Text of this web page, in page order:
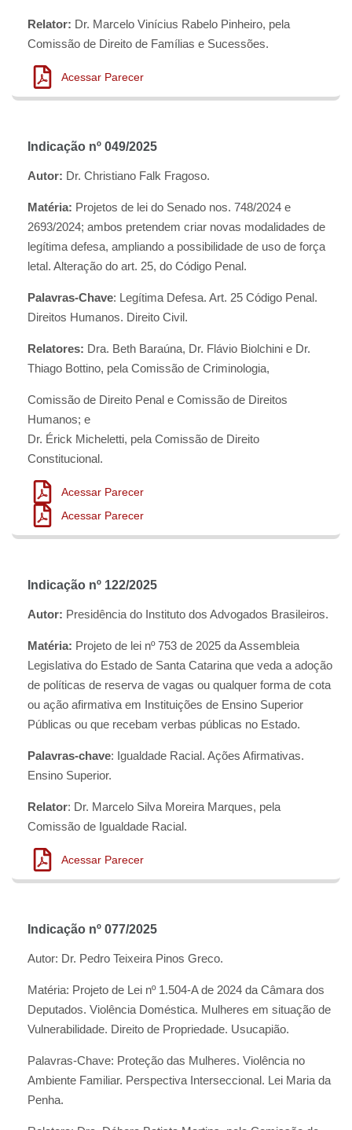
Relator: Dr. Marcelo Vinícius Rabelo Pinheiro, pela
Comissão de Direito de Famílias e Sucessões.
Acessar Parecer
Indicação nº 049/2025
Autor: Dr. Christiano Falk Fragoso.
Matéria: Projetos de lei do Senado nos. 748/2024 e
2693/2024; ambos pretendem criar novas modalidades de
legítima defesa, ampliando a possibilidade de uso de força
letal. Alteração do art. 25, do Código Penal.
Palavras-Chave: Legítima Defesa. Art. 25 Código Penal.
Direitos Humanos. Direito Civil.
Relatores: Dra. Beth Baraúna, Dr. Flávio Biolchini e Dr.
Thiago Bottino, pela Comissão de Criminologia,
Comissão de Direito Penal e Comissão de Direitos
Humanos; e
Dr. Érick Micheletti, pela Comissão de Direito
Constitucional.
Acessar Parecer
Acessar Parecer
Indicação nº 122/2025
Autor: Presidência do Instituto dos Advogados Brasileiros.
Matéria: Projeto de lei nº 753 de 2025 da Assembleia
Legislativa do Estado de Santa Catarina que veda a adoção
de políticas de reserva de vagas ou qualquer forma de cota
ou ação afirmativa em Instituições de Ensino Superior
Públicas ou que recebam verbas públicas no Estado.
Palavras-chave: Igualdade Racial. Ações Afirmativas.
Ensino Superior.
Relator: Dr. Marcelo Silva Moreira Marques, pela
Comissão de Igualdade Racial.
Acessar Parecer
Indicação nº 077/2025
Autor: Dr. Pedro Teixeira Pinos Greco.
Matéria: Projeto de Lei nº 1.504-A de 2024 da Câmara dos
Deputados. Violência Doméstica. Mulheres em situação de
Vulnerabilidade. Direito de Propriedade. Usucapião.
Palavras-Chave: Proteção das Mulheres. Violência no
Ambiente Familiar. Perspectiva Interseccional. Lei Maria da
Penha.